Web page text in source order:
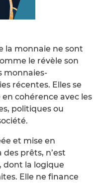
la monnaie ne sont
le révèle son
monnaies-
récentes. Elles se
cohérence avec les
politiques ou
et mise en
prêts, n’est
dont la logique
Elle ne finance